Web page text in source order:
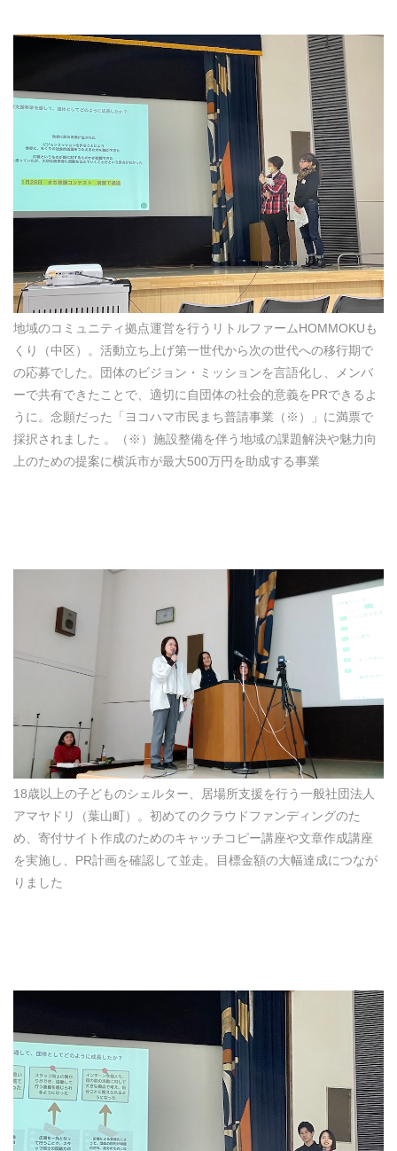
地域のコミュニティ拠点運営を行うリトルファームHOMMOKUも
くり（中区）。活動立ち上げ第一世代から次の世代への移行期で
の応募でした。団体のビジョン・ミッションを言語化し、メンバ
ーで共有できたことで、適切に自団体の社会的意義をPRできるよ
うに。念願だった「ヨコハマ市民まち普請事業（※）」に満票で
採択されました 。（※）施設整備を伴う地域の課題解決や魅力向
上のための提案に横浜市が最大500万円を助成する事業
18歳以上の子どものシェルター、居場所支援を行う一般社団法人
アマヤドリ（葉山町）。初めてのクラウドファンディングのた
め、寄付サイト作成のためのキャッチコピー講座や文章作成講座
を実施し、PR計画を確認して並走。目標金額の大幅達成につなが
りました